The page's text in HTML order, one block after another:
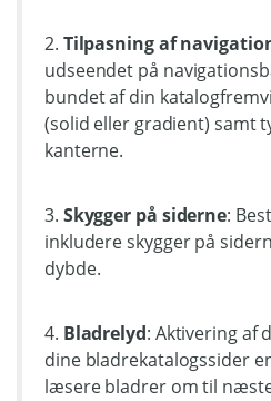
2. Tilpasning af
udseendet på
bundet af din
(solid eller gradient) samt
kanterne.
3. Skygger på siderne:
inkludere skygger på
dybde.
4. Bladrelyd: Aktivering af
dine bladrekatalogssider
læsere bladrer om til